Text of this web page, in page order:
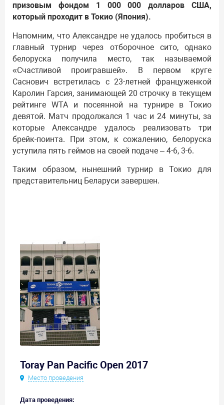
призовым фондом 1 000 000 долларов США,
который проходит в Токио (Япония).
Напомним, что Александре не удалось пробиться в
главный турнир через отборочное сито, однако
белоруска получила место, так называемой
«Счастливой проигравшей». В первом круге
Саснович встретилась с 23-летней француженкой
Каролин Гарсия, занимающей 20 строчку в текущем
рейтинге WTA и посеянной на турнире в Токио
девятой. Матч продолжался 1 час и 24 минуты, за
которые Александре удалось реализовать три
брейк-поинта. При этом, к сожалению, белоруска
уступила пять геймов на своей подаче – 4-6, 3-6.
Таким образом, нынешний турнир в Токио для
представительниц Беларуси завершен.
Toray Pan Pacific Open 2017
Место проведения
Дата проведения: